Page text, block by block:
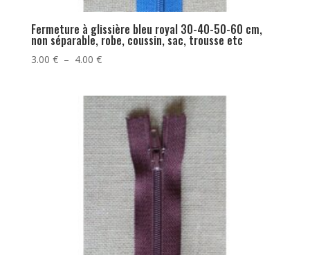
Fermeture à glissière bleu royal 30-40-50-60 cm,
non séparable, robe, coussin, sac, trousse etc
3.00 € – 4.00 €Plage
3.00 €
à
4.00 €